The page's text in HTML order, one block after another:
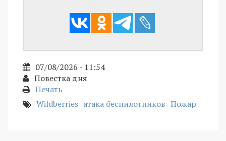
07/08/2026 - 11:54
Повестка дня
Печать
Wildberries атака беспилотников Пожар